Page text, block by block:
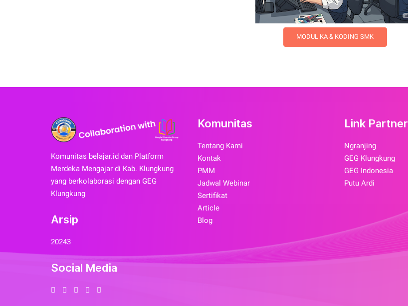
MODUL KA & KODING SMK
Komunitas belajar.id dan Platform
Merdeka Mengajar di Kab. Klungkung
yang berkolaborasi dengan GEG
Klungkung
Arsip
20243
Social Media
Komunitas
Tentang Kami
Kontak
PMM
Jadwal Webinar
Sertifikat
Article
Blog
Link Partner
Ngranjing
GEG Klungkung
GEG Indonesia
Putu Ardi